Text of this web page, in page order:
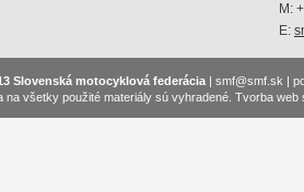
M:
E:
Slovenská motocyklová federácia | smf@smf.sk |
na všetky použité materiály sú vyhradené. Tvorba web